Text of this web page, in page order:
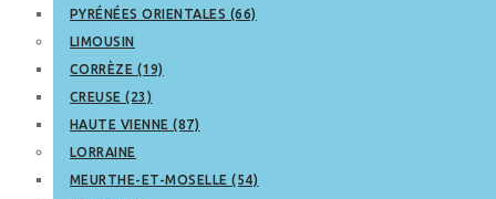
PYRÉNÉES ORIENTALES (66)
LIMOUSIN
CORRÈZE (19)
CREUSE (23)
HAUTE VIENNE (87)
LORRAINE
MEURTHE-ET-MOSELLE (54)